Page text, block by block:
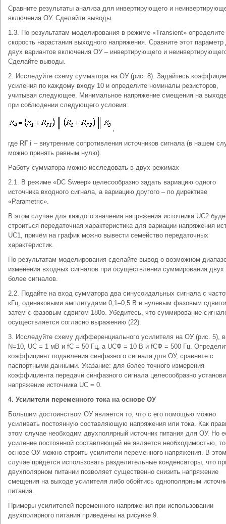
Сравните результаты анализа для инвертирующего и
включения ОУ. Сделайте выводы.
1.3. По результатам моделирования в режиме «Transient» определите
скорость нарастания выходного напряжения. Сравните этот параметр
двух вариантов включения ОУ – инвертирующего и
Сделайте выводы.
2. Исследуйте схему сумматора на ОУ (рис. 8). Задайтесь
усиления по каждому входу 10 и определите номиналы резисторов,
учитывая следующее. Минимальное напряжение смещения на
при соблюдении следующего условия:
,
где RГ i – внутренние сопротивления источников сигнала (в нашем
можно принять равным нулю).
Работу сумматора можно исследовать в двух режимах
2.1. В режиме «DC Sweep» целесообразно задать вариацию одного
источника входного сигнала, а вариацию другого – по директиве
«Parametric».
В этом случае для каждого значения напряжения источника UC2
строиться передаточная характеристика для вариации напряжения
UC1, причём на график можно вывести семейство передаточных
характеристик.
По результатам моделирования сделайте вывод о возможном
изменения входных сигналов при осуществлении суммирования двух
более сигналов.
2.2. Подайте на вход сумматора два синусоидальных сигнала с
кГц, одинаковыми амплитудами 0,1–0,5 В и нулевым фазовым
затем с фазовым сдвигом 180о. Убедитесь, что суммирование
осуществляется согласно выражению (22).
3. Исследуйте схему дифференциального усилителя на ОУ (рис. 5),
N=10, UC = 1 мВ и fC = 50 Гц, а UСФ = 10 В и fСФ = 500 Гц.
коэффициент подавления синфазного сигнала для ОУ, сравните с
паспортными данными. Указание: для более точного измерения
коэффициента передачи синфазного сигнала целесообразно
напряжение источника UC = 0.
4. Усилители переменного тока на основе ОУ
Большим достоинством ОУ является то, что с его помощью можно
усиливать постоянную составляющую напряжения или тока. Как
этом случае необходим двухполярный источник питания для ОУ. Но
усиление постоянной составляющей не является необходимостью,
основе ОУ можно строить усилители переменного напряжения. В этом
случае придётся использовать разделительные конденсаторы, что
двухполярном питании позволяет существенно снизить напряжение
смещения на выходе усилителя либо обойтись однополярным
питания.
Примеры усилителей переменного напряжения при использовании
двухполярного питания приведены на рисунке 9.